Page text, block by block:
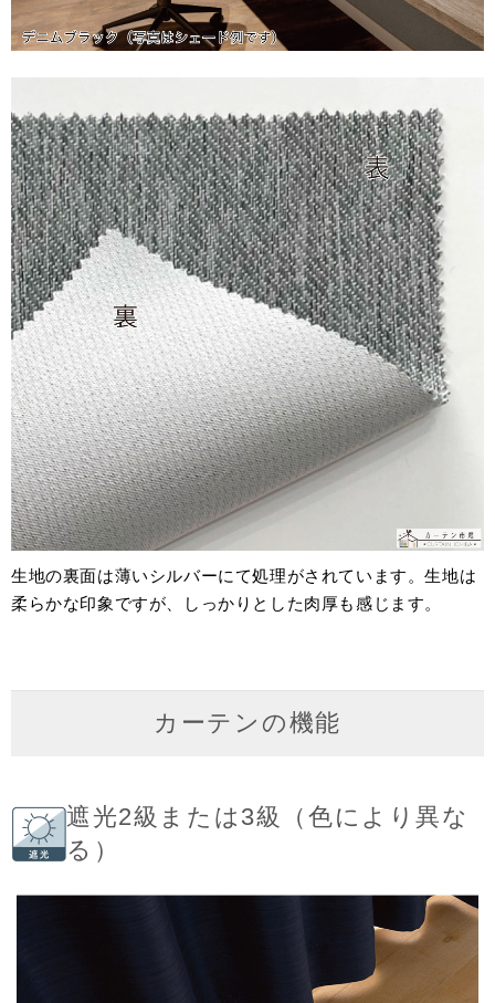
生地の裏面は薄いシルバーにて処理がされています。生地は
柔らかな印象ですが、しっかりとした肉厚も感じます。
カーテンの機能
遮光2級または3級（色により異な
る）